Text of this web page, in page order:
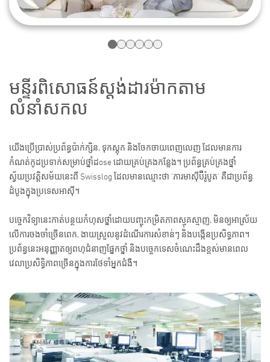
មន្ទីរពិសោធន៍ស្ដង់ដារម៉ាកតាម
លំនាំសកល
យើងប្រើប្រាស់ប្រព័ន្ធប៉ាក់ក្សិន, ទុកស្តុក និងចែកចាយពេញលេញ ដែលមានការ
កំណត់កូដប្រទាក់សម្រាប់ថ្នាំដose ដោយគ្រប់គ្រងកន្លែង។ ប្រព័ន្ធគ្រប់គ្រងថ្នាំ
ស្វ័យប្រវត្តិសម័យនេះពី Swisslog ដែលមានឈ្មោះថា 'ភារមាស៊ីប៊ីរ៉ូបូត' គឺជាប្រព័ន្ធ
ដំបូងក្នុងប្រទេសអាស៊ី។
បច្ចេកវិទ្យានេះកាត់បន្ថយកំហុសថ្នាំដោយបញ្ចុះកម្រិតភាពស្មុគស្មាញ, មិនឲ្យអាស្រ័យ
លើការចងចាំច្រើនពេក, ងាយស្រួលនូវដំណើរការសំខាន់ៗ និងបង្កើនប្រសិទ្ធភាព។
ប្រព័ន្ធនេះអនុញ្ញាតឲ្យពហុជំនាញផ្នែកថ្នាំ និងបច្ចេកទេសចំណេះដឹងខ្ពស់មានពេល
វេលាប្រសិទ្ធិភាពច្រើនក្នុងការថែទាំអ្នកជំងឺ។